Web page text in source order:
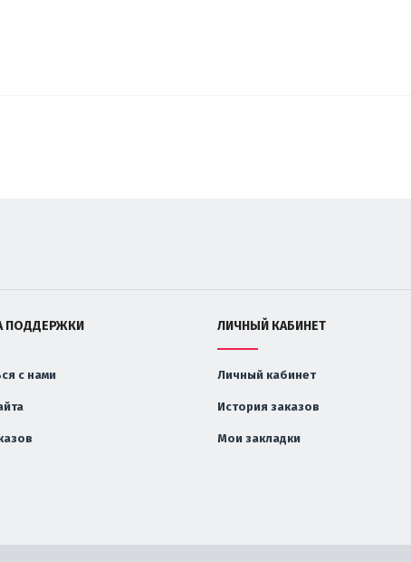
ПОДДЕРЖКИ
с нами
ЛИЧНЫЙ КАБИНЕТ
Личный кабинет
История заказов
Мои закладки